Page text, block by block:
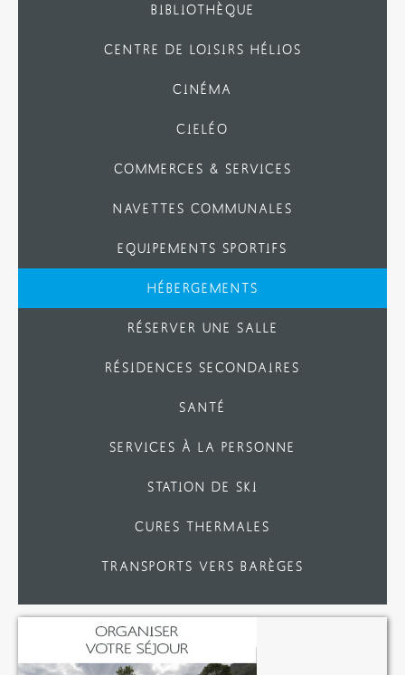
BIBLIOTHÈQUE
CENTRE DE LOISIRS HÉLIOS
CINÉMA
CIELÉO
COMMERCES & SERVICES
NAVETTES COMMUNALES
EQUIPEMENTS SPORTIFS
HÉBERGEMENTS
RÉSERVER UNE SALLE
RÉSIDENCES SECONDAIRES
SANTÉ
SERVICES À LA PERSONNE
STATION DE SKI
CURES THERMALES
TRANSPORTS VERS BARÈGES